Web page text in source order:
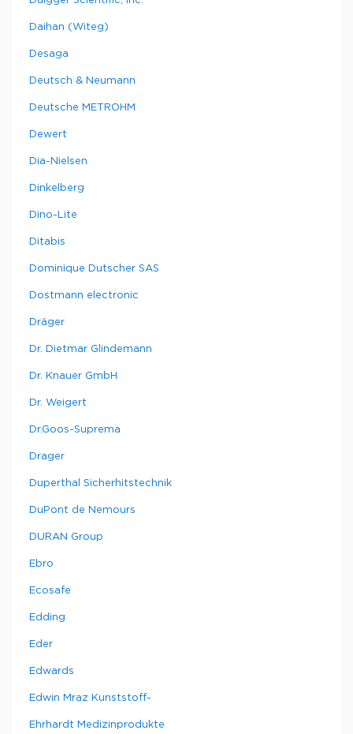
Daihan (Witeg)
Desaga
Deutsch & Neumann
Deutsche METROHM
Dewert
Dia-Nielsen
Dinkelberg
Dino-Lite
Ditabis
Dominique Dutscher SAS
Dostmann electronic
Dräger
Dr. Dietmar Glindemann
Dr. Knauer GmbH
Dr. Weigert
Dr.Goos-Suprema
Drager
Duperthal Sicherhitstechnik
DuPont de Nemours
DURAN Group
Ebro
Ecosafe
Edding
Eder
Edwards
Edwin Mraz Kunststoff-
Ehrhardt Medizinprodukte